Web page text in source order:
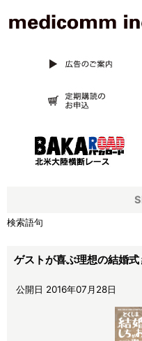
ゲストが喜ぶ理想の結婚
公開日 2016年07月28日
検索語句